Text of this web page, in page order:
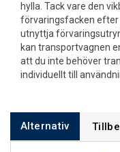
hylla. Tack vare den
förvaringsfacken
utnyttja
kan transportvagnen
att du inte behöver
individuellt till
Alternativ